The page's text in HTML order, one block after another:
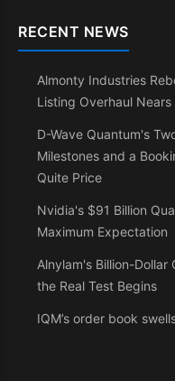
RECENT NEWS
Almonty Industries
Listing Overhaul Nears
D-Wave Quantum's
Milestones and a
Quite Price
Nvidia's $91 Billion
Maximum Expectation
Alnylam's Billion-
the Real Test Begins
IQM’s order book